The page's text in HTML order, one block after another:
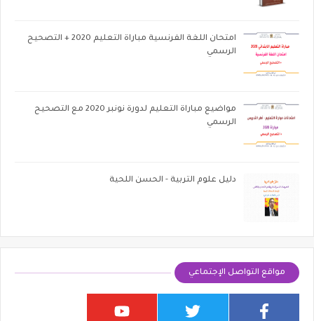
امتحان اللغة الفرنسية مباراة التعليم 2020 + التصحيح
الرسمي
مواضيع مباراة التعليم لدورة نونبر 2020 مع التصحيح
الرسمي
دليل علوم التربية - الحسن اللحية
مواقع التواصل الإجتماعي